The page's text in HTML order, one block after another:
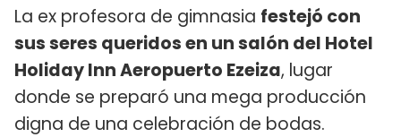
La ex profesora de gimnasia festejó con
sus seres queridos en un salón del Hotel
Holiday Inn Aeropuerto Ezeiza, lugar
donde se preparó una mega producción
digna de una celebración de bodas.